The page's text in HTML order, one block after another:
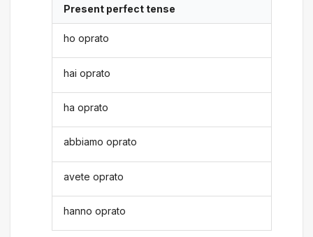
Present perfect tense
ho oprato
hai oprato
ha oprato
abbiamo oprato
avete oprato
hanno oprato